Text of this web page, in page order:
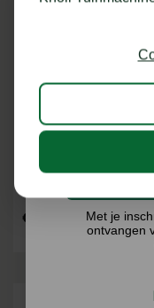
3 VERSIES
Op voorraad
€
kans op
Ik
Met je
ontvangen